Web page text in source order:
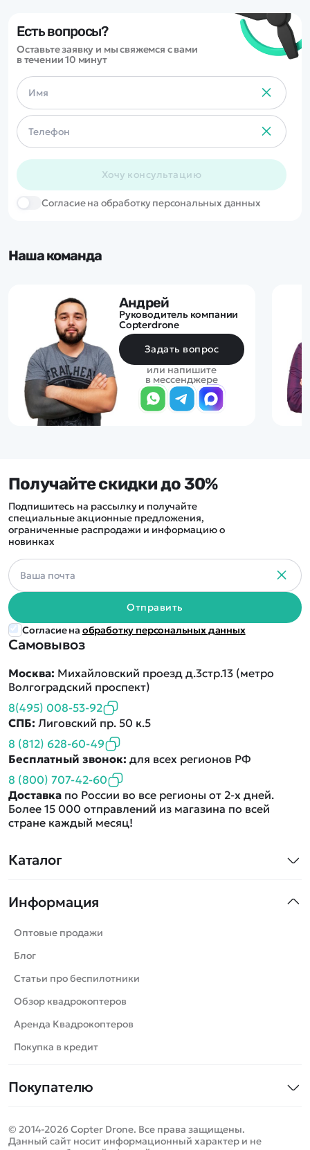
Есть вопросы?
Оставьте заявку и мы свяжемся с вами
в течении 10 минут
Хочу консультацию
Cогласие на обработку персональных данных
Наша команда
Андрей
Руководитель компании
Copterdrone
Задать вопрос
или напишите
в мессенджере
Каталог
Машинки
Танки
Вертолеты
Катера
Роботы
Самолеты
Сборные модели
Спецтехника
Игрушки
Информация
Оптовые продажи
Блог
Статьи про беспилотники
Обзор квадрокоптеров
Аренда Квадрокоптеров
Покупка в кредит
Покупателю
Оплата и доставка
Самовывоз
Москва: Михайловский проезд д.3стр.13 (метро
Волгоградский проспект)
8(495) 008-53-92
СПБ: Лиговский пр. 50 к.5
8 (812) 628-60-49
Бесплатный звонок: для всех регионов РФ
8 (800) 707-42-60
Доставка по России во все регионы от 2-х дней.
Более 15 000 отправлений из магазина по всей
стране каждый месяц!
Получайте скидки до 30%
Подпишитесь на рассылку и получайте
специальные акционные предложения,
ограниченные распродажи и информацию о
новинках
Отправить
Согласие на обработку персональных данных
© 2014-2026 Copter Drone. Все права защищены.
Данный сайт носит информационный характер и не